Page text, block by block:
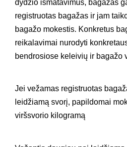
dydžio išmatavimus, bagažas
registruotas bagažas ir jam
bagažo mokestis. Konkretus
reikalavimai nurodyti
bendrosiose keleivių ir bagažo
Jei vežamas registruotas
leidžiamą svorį, papildomai
viršsvorio kilogramą